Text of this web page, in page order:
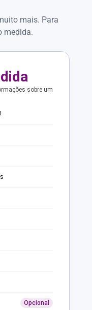
mais. Para
medida.
sobre um
Opcional